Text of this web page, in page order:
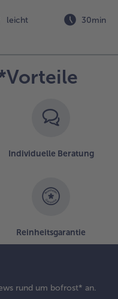
leicht 30min
Individuelle Beratung
Reinheitsgarantie
rund um bofrost* an.